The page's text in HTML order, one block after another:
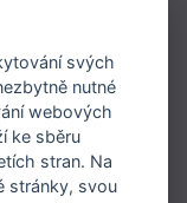
svých
nutné
webových
ke sběru
stran. Na
stránky, svou